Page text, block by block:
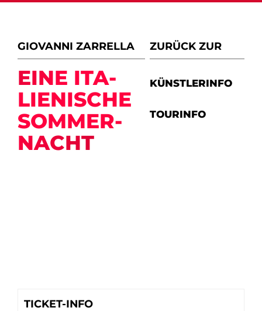
GIOVANNI ZARRELLA
EINE ITA­
LIE­NI­SCHE
SOM­MER­
NACHT
ZURÜCK ZUR
KÜNSTLERINFO
TOURINFO
TICKET-INFO